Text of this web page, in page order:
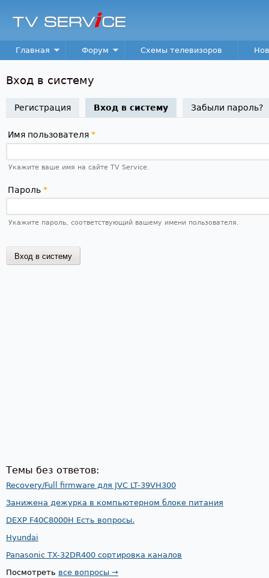
TV
Service
Main menu
Главная Форум Схемы телевизоров
Вход в систему
Регистрация Вход в систему(активная вкладка)
Забыли пароль?
Имя пользователя *
Укажите ваше имя на сайте TV Service.
Пароль *
Укажите пароль, соответствующий вашему имени пользователя.
Темы без ответов:
Recovery/Full firmware для JVC LT-39VH300
Занижена дежурка в компьютерном блоке питания
DEXP F40C8000H Есть вопросы.
Hyundai
Panasonic TX-32DR400 сортировка каналов
Посмотреть все вопросы →